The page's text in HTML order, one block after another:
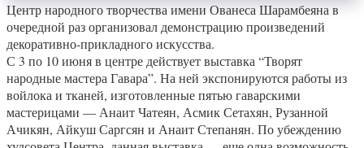
Центр народного творчества имени Ованеса Шарамбеяна в
очередной раз организовал демонстрацию произведений
декоративно-прикладного искусства.
С 3 по 10 июня в центре действует выставка “Творят
народные мастера Гавара”. На ней экспонируются работы из
войлока и тканей, изготовленные пятью гаварскими
мастерицами — Анаит Чатеян, Асмик Сетахян, Рузанной
Ачикян, Айкуш Саргсян и Анаит Степанян. По убеждению